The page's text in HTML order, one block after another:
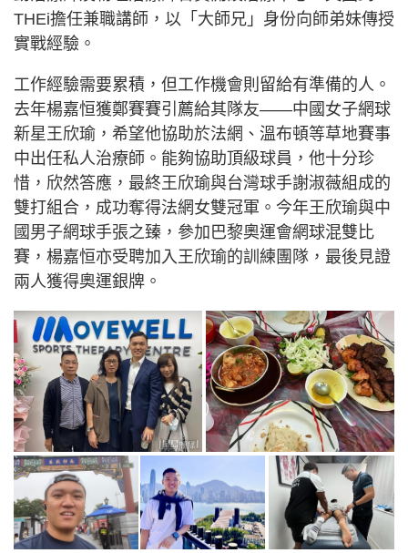
THEi擔任兼職講師，以「大師兄」身份向師弟妹傳授
實戰經驗。
工作經驗需要累積，但工作機會則留給有準備的人。
去年楊嘉恒獲鄭賽賽引薦給其隊友——中國女子網球
新星王欣瑜，希望他協助於法網、溫布頓等草地賽事
中出任私人治療師。能夠協助頂級球員，他十分珍
惜，欣然答應，最終王欣瑜與台灣球手謝淑薇組成的
雙打組合，成功奪得法網女雙冠軍。今年王欣瑜與中
國男子網球手張之臻，參加巴黎奧運會網球混雙比
賽，楊嘉恒亦受聘加入王欣瑜的訓練團隊，最後見證
兩人獲得奧運銀牌。